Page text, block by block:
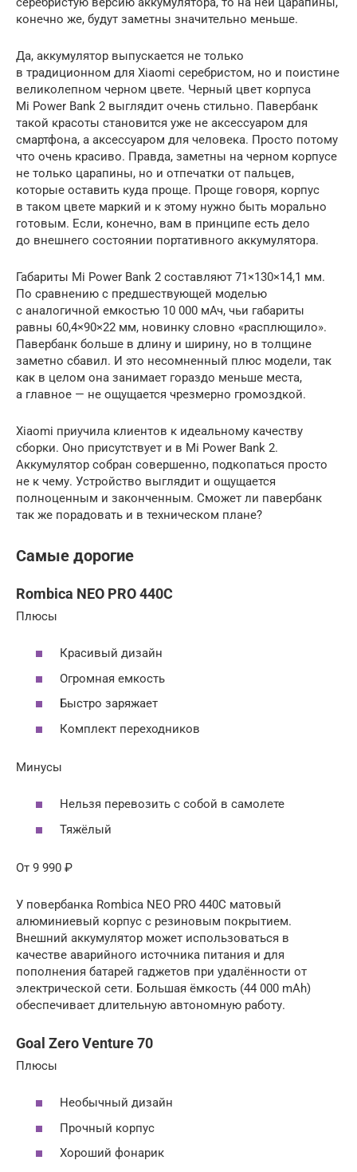
конечно же, будут заметны значительно меньше.
Да, аккумулятор выпускается не только
в традиционном для Xiaomi серебристом, но и поистине
великолепном черном цвете. Черный цвет корпуса
Mi Power Bank 2 выглядит очень стильно. Павербанк
такой красоты становится уже не аксессуаром для
смартфона, а аксессуаром для человека. Просто потому
что очень красиво. Правда, заметны на черном корпусе
не только царапины, но и отпечатки от пальцев,
которые оставить куда проще. Проще говоря, корпус
в таком цвете маркий и к этому нужно быть морально
готовым. Если, конечно, вам в принципе есть дело
до внешнего состоянии портативного аккумулятора.
Габариты Mi Power Bank 2 составляют 71×130×14,1 мм.
По сравнению с предшествующей моделью
с аналогичной емкостью 10 000 мАч, чьи габариты
равны 60,4×90×22 мм, новинку словно «расплющило».
Павербанк больше в длину и ширину, но в толщине
заметно сбавил. И это несомненный плюс модели, так
как в целом она занимает гораздо меньше места,
а главное — не ощущается чрезмерно громоздкой.
Xiaomi приучила клиентов к идеальному качеству
сборки. Оно присутствует и в Mi Power Bank 2.
Аккумулятор собран совершенно, подкопаться просто
не к чему. Устройство выглядит и ощущается
полноценным и законченным. Сможет ли павербанк
так же порадовать и в техническом плане?
Самые дорогие
Rombica NEO PRO 440C
Плюсы
Красивый дизайн
Огромная емкость
Быстро заряжает
Комплект переходников
Минусы
Нельзя перевозить с собой в самолете
Тяжёлый
От 9 990 ₽
У повербанка Rombica NEO PRO 440C матовый
алюминиевый корпус с резиновым покрытием.
Внешний аккумулятор может использоваться в
качестве аварийного источника питания и для
пополнения батарей гаджетов при удалённости от
электрической сети. Большая ёмкость (44 000 mAh)
обеспечивает длительную автономную работу.
Goal Zero Venture 70
Плюсы
Необычный дизайн
Прочный корпус
Хороший фонарик